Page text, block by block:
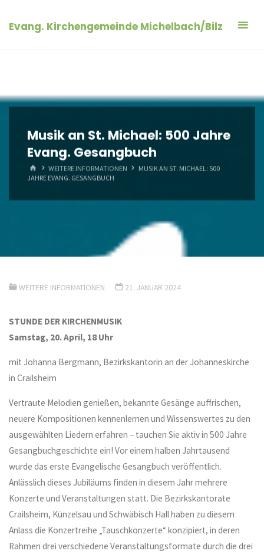
InhaltEvang. Kirchengemeinde Michelbach/Bilz
Musik an St. Michael: 500 Jahre
Evang. Gesangbuch
START
WEITERE INFORMATIONEN
MUSIK AN ST. MICHAEL: 500
JAHRE EVANG. GESANGBUCH
WEITERE INFORMATIONEN 21. JANUAR 2024
STUNDE DER KIRCHENMUSIK
Samstag, 20. April, 18 Uhr
mit Johanna Bergmann, Bezirkskantorin an der Johanneskirche
in Crailsheim
Vertraute Melodien genießen, bekannte Gesänge auffrischen,
neuere Kompositionen kennenlernen und Wissenswertes zu den
ausgewählten Liedern erfahren – tauchen Sie aktiv in 500 Jahre
Gesangbuchgeschichte ein! Vor einem halben Jahrtausend
wurde das erste Evangelische Gesangbuch veröffentlich.
Anlässlich dieses Jubiläums finden in diesem Jahr mehrere
Konzerte und Veranstaltungen statt. Die Bezirkskantorate
Crailsheim, Künzelsau und Schwäbisch Hall haben zu diesem
Anlass die Konzertreihe „Tauschkonzerte“ konzipiert, in deren
Rahmen drei verschiedene Veranstaltungsformate durch die drei